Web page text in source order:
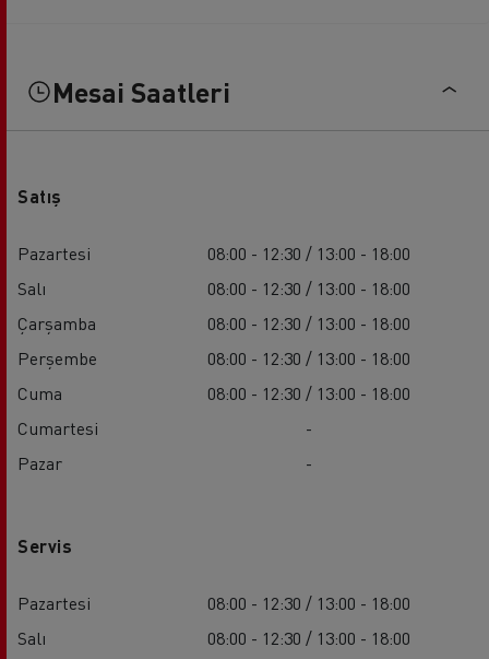
Mesai Saatleri
Satış
Pazartesi
08:00 - 12:30 / 13:00 - 18:00
Salı
08:00 - 12:30 / 13:00 - 18:00
Çarşamba
08:00 - 12:30 / 13:00 - 18:00
Perşembe
08:00 - 12:30 / 13:00 - 18:00
Cuma
08:00 - 12:30 / 13:00 - 18:00
Cumartesi
-
Pazar
-
Servis
Pazartesi
08:00 - 12:30 / 13:00 - 18:00
Salı
08:00 - 12:30 / 13:00 - 18:00